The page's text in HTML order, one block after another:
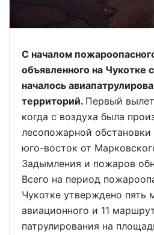
С началом
объявленного на Чукотке
началось
территорий. Первый
когда с воздуха была
лесопожарной
юго-восток от
Задымления и пожаров
Всего на период
Чукотке утверждено пять
авиационного и 11
патрулирования на